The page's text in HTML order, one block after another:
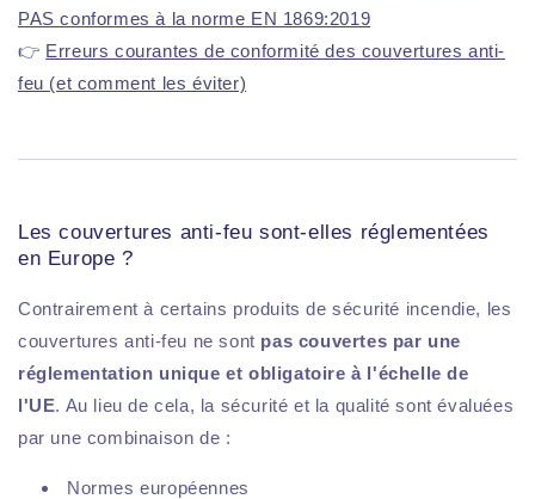
PAS conformes à la norme EN 1869:2019
👉 Erreurs courantes de conformité des couvertures anti-
feu (et comment les éviter)
Les couvertures anti-feu sont-elles réglementées
en Europe ?
Contrairement à certains produits de sécurité incendie, les
couvertures anti-feu ne sont pas couvertes par une
réglementation unique et obligatoire à l'échelle de
l'UE. Au lieu de cela, la sécurité et la qualité sont évaluées
par une combinaison de :
Normes européennes